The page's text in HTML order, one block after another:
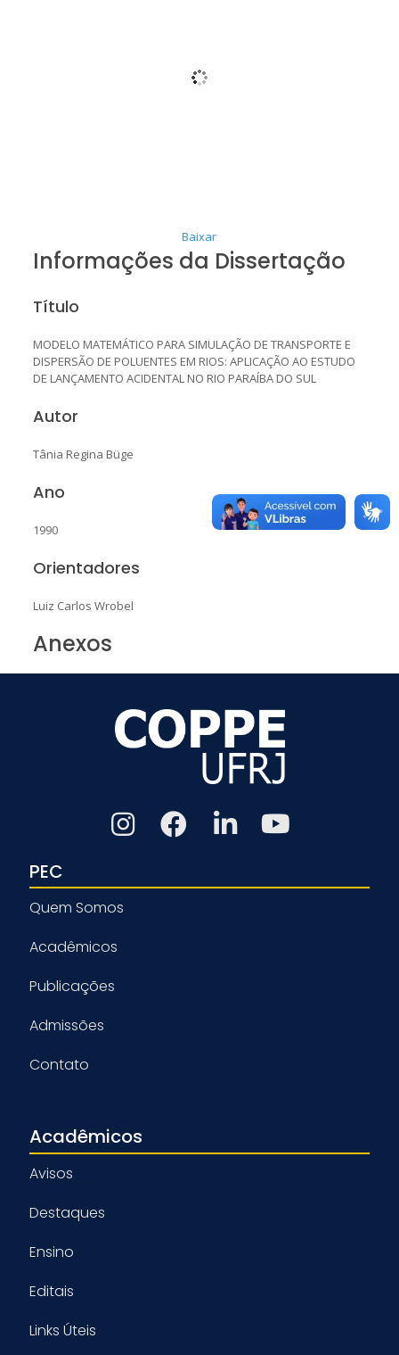
Baixar
Informações da Dissertação
Título
MODELO MATEMÁTICO PARA SIMULAÇÃO DE TRANSPORTE E
DISPERSÃO DE POLUENTES EM RIOS: APLICAÇÃO AO ESTUDO
DE LANÇAMENTO ACIDENTAL NO RIO PARAÍBA DO SUL
Autor
Tânia Regina Büge
Ano
1990
Orientadores
Luiz Carlos Wrobel
Anexos
PEC
Quem Somos
Acadêmicos
Publicações
Admissões
Contato
Acadêmicos
Avisos
Destaques
Ensino
Editais
Links Úteis